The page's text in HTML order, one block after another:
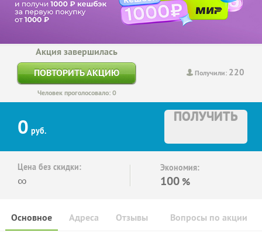
Получили: 220
Акция завершилась
ПОВТОРИТЬ АКЦИЮ
Человек проголосовало: 0
0 руб.
ПОЛУЧИТЬ
Цена без скидки:
∞
Экономия:
100 %
Основное Отзывы Вопросы по акции
Адреса